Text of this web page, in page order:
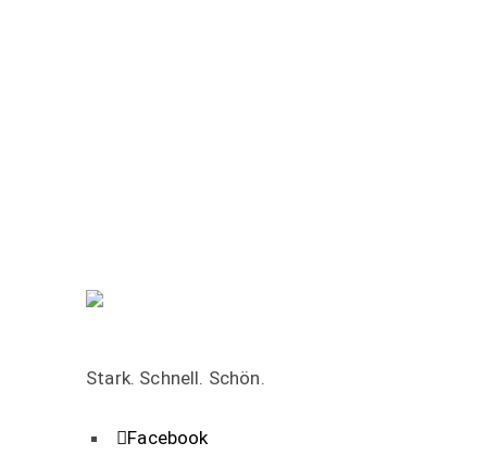
Stark. Schnell. Schön.
Facebook